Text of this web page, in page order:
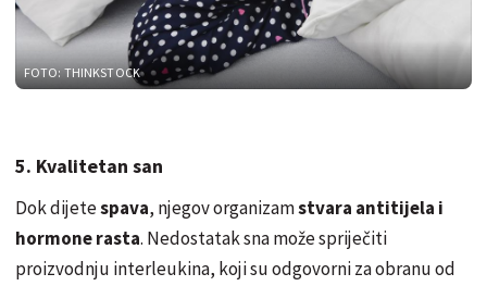
FOTO: THINKSTOCK
5. Kvalitetan san
Dok dijetespava, njegov organizamstvara antitijela i
hormone rasta. Nedostatak sna može spriječiti
proizvodnju interleukina, koji su odgovorni za obranu od